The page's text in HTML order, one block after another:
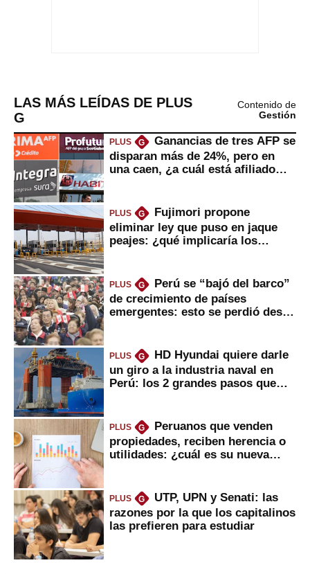
LAS MÁS LEÍDAS DE PLUS
G
Contenido de
Gestión
PLUS G
Ganancias de tres AFP se
disparan más de 24%, pero en
una caen, ¿a cuál está afiliado
PLUS G
Fujimori propone
eliminar ley que puso en jaque
peajes: ¿qué implicaría los
PLUS G
Perú se “bajó del barco”
de crecimiento de países
emergentes: esto se perdió desde
PLUS G
HD Hyundai quiere darle
un giro a la industria naval en
Perú: los 2 grandes pasos que
PLUS G
Peruanos que venden
propiedades, reciben herencia o
utilidades: ¿cuál es su nueva
PLUS G
UTP, UPN y Senati: las
razones por la que los capitalinos
las prefieren para estudiar